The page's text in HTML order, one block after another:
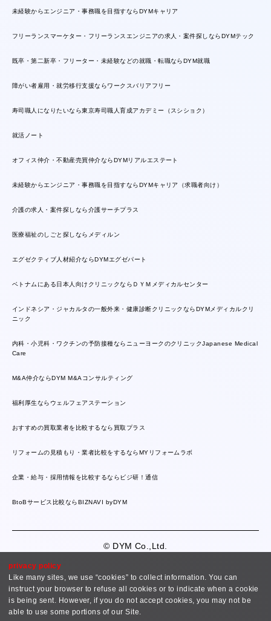
privacy policy
Like many sites, we use “cookies” to collect information. You can
instruct your browser to refuse all cookies or to indicate when a cookie
is being sent. However, if you do not accept cookies, you may not be
able to use some portions of our Site.
未経験からエンジニア・事務職を目指すならDYMキャリア
フリーランスマーケター・フリーランスエンジニアの求人・案件探しならDYMテック
既卒・第二新卒・フリーター・未経験などの就職・転職ならDYM就職
障がい者雇用・就労移行支援ならワークスバリアフリー
寿司職人になりたいなら東京寿司職人育成アカデミー（スシショク）
就活ノート
オフィス仲介・不動産売買仲介ならDYMリアルエステート
未経験からエンジニア・事務職を目指すならDYMキャリア（求職者向け）
介護の求人・案件探しなら介護サーチプラス
医療福祉のしごと探しならメディルン
エグゼクティブ人材紹介ならDYMエグゼパート
ベトナムにある日本人向けクリニックならＤＹＭメディカルセンター
インドネシア・ジャカルタの一般外来・健康診断クリニックならDYMメディカルクリ
ニック
内科・小児科・ワクチンの予防接種ならニューヨークのクリニックJapanese Medical
Care
M&A仲介ならDYM M&Aコンサルティング
福利厚生ならウェルフェアステーション
おすすめの買取業者を比較するなら買取プラス
リフォームの見積もり・業者比較をするならMYリフォームラボ
企業・給与・採用情報を比較するならビジ研！通信
BtoBサービス比較ならBIZNAVI byDYM
© DYM Co.,Ltd.